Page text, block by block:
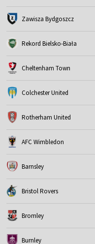
Zawisza Bydgoszcz
Rekord Bielsko-Biała
Cheltenham Town
Colchester United
Rotherham United
AFC Wimbledon
Barnsley
Bristol Rovers
Bromley
Burnley